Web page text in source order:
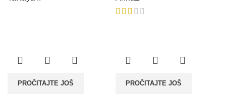
PROČITAJTE JOŠ PROČITAJTE JOŠ